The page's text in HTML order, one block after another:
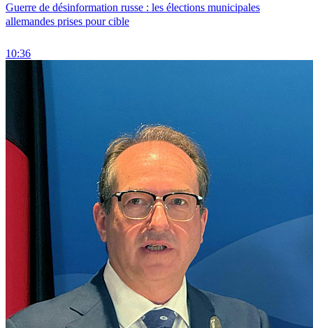
Guerre de désinformation russe : les élections municipales
allemandes prises pour cible
10:36